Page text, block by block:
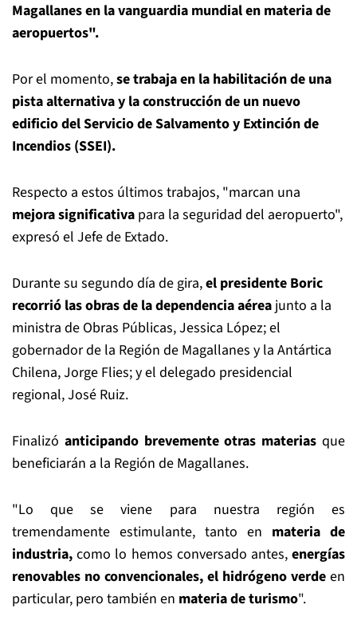
Magallanes en la vanguardia mundial en materia de
aeropuertos".
Por el momento,se trabaja en la habilitación de una
pista alternativa y la construcción de un nuevo
edificio del Servicio de Salvamento y Extinción de
Incendios (SSEI).
Respecto a estos últimos trabajos, "marcan una
mejora significativa para la seguridad del aeropuerto",
expresó el Jefe de Extado.
Durante su segundo día de gira,el presidente Boric
recorrió las obras de la dependencia aérea junto a la
ministra de Obras Públicas, Jessica López; el
gobernador de la Región de Magallanes y la Antártica
Chilena, Jorge Flies; y el delegado presidencial
regional, José Ruiz.
Finalizó anticipando brevemente otras materiasque
beneficiarán a la Región de Magallanes.
"Lo que se viene para nuestra región es
tremendamente estimulante, tanto en materia de
industria, como lo hemos conversado antes, energías
renovables no convencionales, el hidrógeno verde en
particular, pero también en materia de turismo".